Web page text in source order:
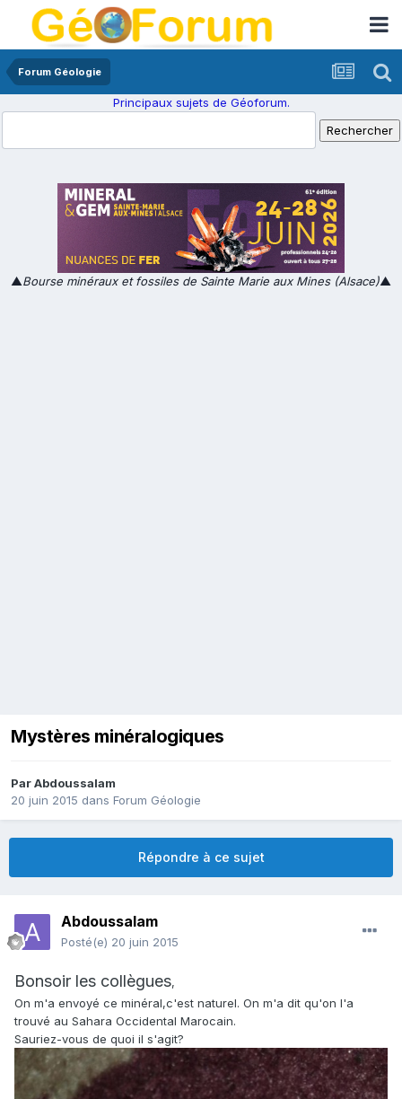
Forum Géologie
Principaux sujets de Géoforum.
▲Bourse minéraux et fossiles de Sainte Marie aux Mines (Alsace)▲
Mystères minéralogiques
ParAbdoussalam
20 juin 2015 dans Forum Géologie
Répondre à ce sujet
Abdoussalam
Posté(e) 20 juin 2015
Bonsoir les collègues,
On m'a envoyé ce minéral,c'est naturel. On m'a dit qu'on l'a
trouvé au Sahara Occidental Marocain.
Sauriez-vous de quoi il s'agit?